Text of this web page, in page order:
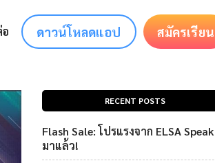
ดาวน์โหลดแอป สมัครเรียน
RECENT POSTS
Flash Sale: โปรแรงจาก ELSA Speak
มาแล้ว!